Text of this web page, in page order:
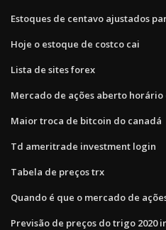
Estoques de centavo ajustados
Hoje o estoque de costco cai
Lista de sites forex
Mercado de ações aberto
Maior troca de bitcoin do canadá
Td ameritrade investment login
Tabela de preços trx
Quando é que o mercado de
Previsão de preços do trigo 2020